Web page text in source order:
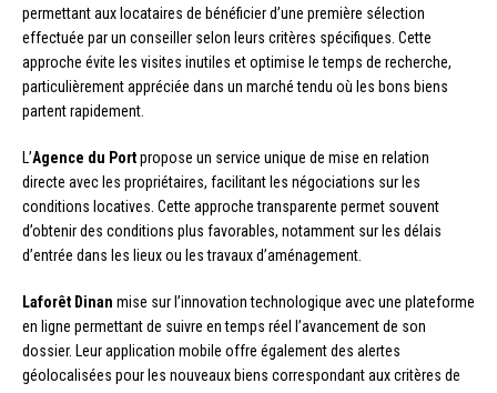
permettant aux locataires de bénéficier d’une première sélection
effectuée par un conseiller selon leurs critères spécifiques. Cette
approche évite les visites inutiles et optimise le temps de recherche,
particulièrement appréciée dans un marché tendu où les bons biens
partent rapidement.
L’Agence du Portpropose un service unique de mise en relation
directe avec les propriétaires, facilitant les négociations sur les
conditions locatives. Cette approche transparente permet souvent
d’obtenir des conditions plus favorables, notamment sur les délais
d’entrée dans les lieux ou les travaux d’aménagement.
Laforêt Dinan mise sur l’innovation technologique avec une plateforme
en ligne permettant de suivre en temps réel l’avancement de son
dossier. Leur application mobile offre également des alertes
géolocalisées pour les nouveaux biens correspondant aux critères de